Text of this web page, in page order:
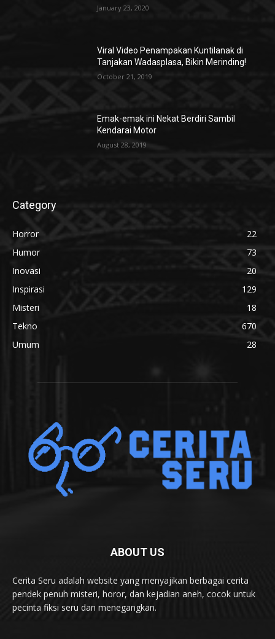
January 23, 2020
Viral Video Penampakan Kuntilanak di
Tanjakan Wadasplasa, Bikin Merinding!
October 21, 2019
Emak-emak ini Nekat Berdiri Sambil
Kendarai Motor
August 28, 2019
Category
Horror
22
Humor
73
Inovasi
20
Inspirasi
129
Misteri
18
Tekno
670
Umum
28
ABOUT US
Cerita Seru adalah website yang menyajikan berbagai cerita
pendek penuh misteri, horor, dan kejadian aneh, cocok untuk
pecinta fiksi seru dan menegangkan.